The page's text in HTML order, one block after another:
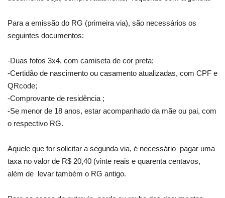
Para a emissão do RG (primeira via), são necessários os
seguintes documentos:
-Duas fotos 3x4, com camiseta de cor preta;
-Certidão de nascimento ou casamento atualizadas, com CPF e
QRcode;
-Comprovante de residência ;
-Se menor de 18 anos, estar acompanhado da mãe ou pai, com
o respectivo RG.
Aquele que for solicitar a segunda via, é necessário pagar uma
taxa no valor de R$ 20,40 (vinte reais e quarenta centavos,
além de levar também o RG antigo.